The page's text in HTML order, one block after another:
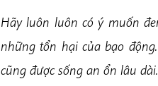
Hãy luôn luôn có ý muốn
những tổn hại của bạo
cũng được sống an ổn lâu dài.